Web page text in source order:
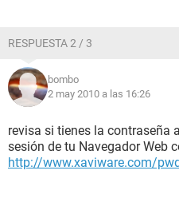
RESPUESTA 2 / 3
bombo
2 may 2010 a las 16:26
revisa si tienes la contraseña
sesión de tu Navegador Web
http://www.xaviware.com/